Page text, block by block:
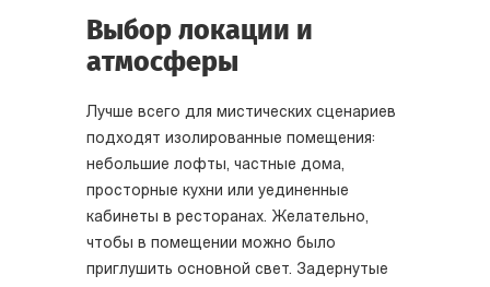
Выбор локации и
атмосферы
Лучше всего для мистических сценариев
подходят изолированные помещения:
небольшие лофты, частные дома,
просторные кухни или уединенные
кабинеты в ресторанах. Желательно,
чтобы в помещении можно было
приглушить основной свет. Задернутые